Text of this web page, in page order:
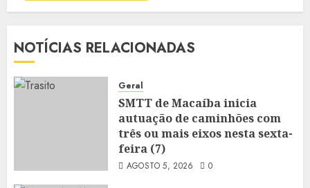
NOTÍCIAS RELACIONADAS
Geral
SMTT de Macaíba inicia
autuação de caminhões com
três ou mais eixos nesta sexta-
feira (7)
AGOSTO 5, 2026 0